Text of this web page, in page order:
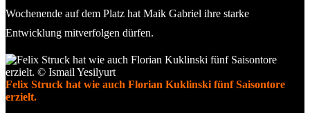
Wochenende auf dem Platz hat Maik Gabriel ihre starke
Entwicklung mitverfolgen dürfen.
Felix Struck hat wie auch Florian Kuklinski fünf Saisontore
erzielt.